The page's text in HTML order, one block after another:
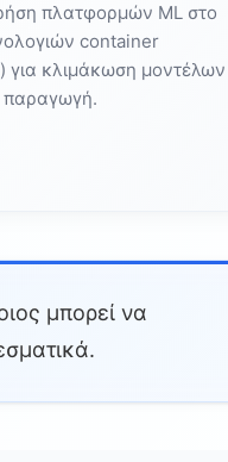
πλατφορμών ML στο
container
για κλιμάκωση μοντέλων
παραγωγή.
μπορεί να